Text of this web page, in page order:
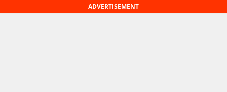
ADVERTISEMENT